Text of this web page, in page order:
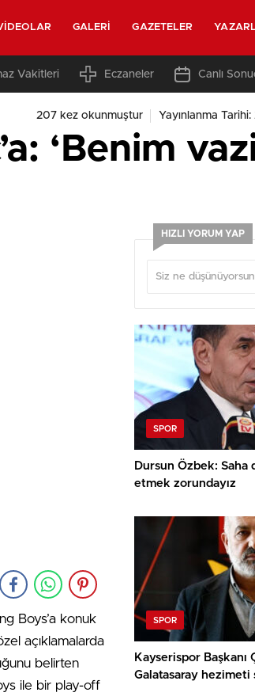
GALERI GAZETELER
Vakitleri Eczaneler Canlı
207 kez okunmuştur Yayınlanma
‘Benim
Boys’a konuk
açıklamalarda
belirten
ile bir play-off
HIZLI YORUM YAP
SPOR
Dursun Özbek: Saha
etmek zorundayız
SPOR
Kayserispor Başkanı
Galatasaray hezimeti